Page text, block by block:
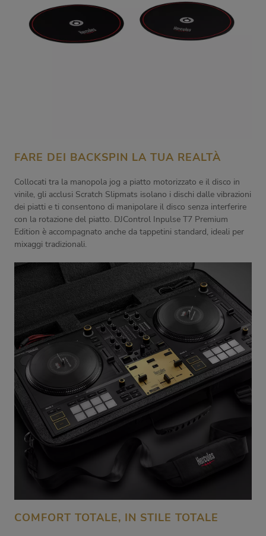
FARE DEI BACKSPIN LA TUA REALTÀ
Collocati tra la manopola jog a piatto motorizzato e il disco in
vinile, gli acclusi Scratch Slipmats isolano i dischi dalle vibrazioni
dei piatti e ti consentono di manipolare il disco senza interferire
con la rotazione del piatto. DJControl Inpulse T7 Premium
Edition è accompagnato anche da tappetini standard, ideali per
mixaggi tradizionali.
COMFORT TOTALE, IN STILE TOTALE